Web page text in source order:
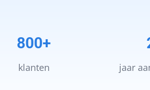
800+
klanten jaar